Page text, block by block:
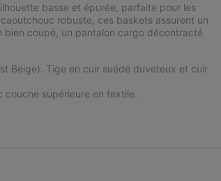
basse et épurée, parfaite pour les
robuste, ces baskets assurent un
bien coupé, un pantalon cargo décontracté
Beige). Tige en cuir suédé duveteux et cuir
couche supérieure en textile.